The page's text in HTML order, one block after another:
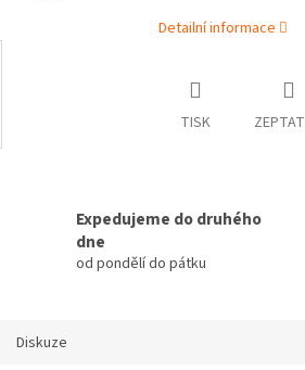
Detailní informace
TISK
Expedujeme do druhého
dne
od pondělí do pátku
Diskuze